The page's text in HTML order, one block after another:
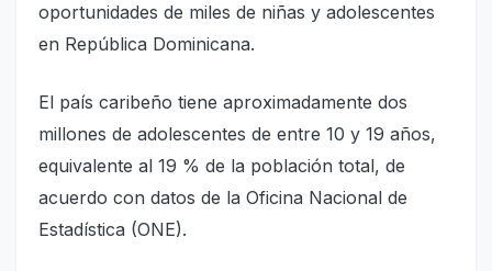
oportunidades de miles de niñas y adolescentes
en República Dominicana.
El país caribeño tiene aproximadamente dos
millones de adolescentes de entre 10 y 19 años,
equivalente al 19 % de la población total, de
acuerdo con datos de la Oficina Nacional de
Estadística (ONE).